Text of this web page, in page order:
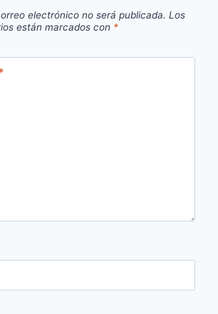
electrónico no será publicada. Los
están marcados con *